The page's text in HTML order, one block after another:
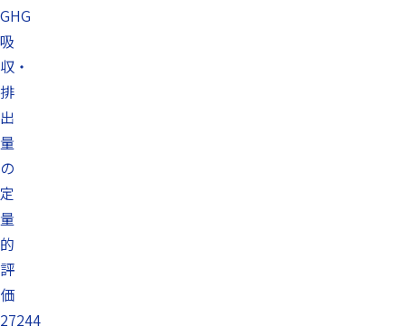
GHG
吸
収・
排
出
量
の
定
量
的
評
価
27244